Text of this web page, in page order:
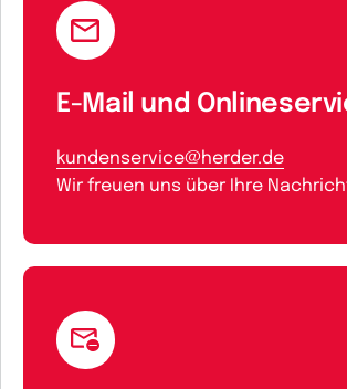
E-Mail und
kundenservice@herder.de
Wir freuen uns über Ihre